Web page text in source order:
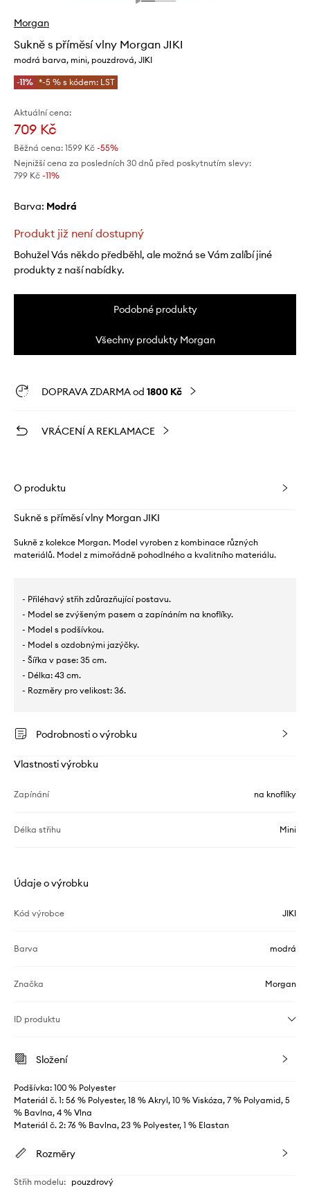
Morgan
Sukně s příměsí vlny Morgan JIKI
modrá barva, mini, pouzdrová, JIKI
-11% *-5 % s kódem: LST
Aktuální cena:
709 Kč
Běžná cena: 1599 Kč -55%
Nejnižší cena za posledních 30 dnů před poskytnutím slevy:
799 Kč -11%
Barva: modrá
Produkt již není dostupný
Bohužel Vás někdo předběhl, ale možná se Vám zalíbí jiné
produkty z naší nabídky.
Podobné produkty
Všechny produkty Morgan
DOPRAVA ZDARMA od 1800 Kč
VRÁCENÍ A REKLAMACE
O produktu
Sukně s příměsí vlny Morgan JIKI
Sukně z kolekce Morgan. Model vyroben z kombinace různých
materiálů. Model z mimořádně pohodlného a kvalitního materiálu.
- Přiléhavý střih zdůrazňující postavu.
- Model se zvýšeným pasem a zapínáním na knoflíky.
- Model s podšívkou.
- Model s ozdobnými jazýčky.
- Šířka v pase: 35 cm.
- Délka: 43 cm.
- Rozměry pro velikost: 36.
Podrobnosti o výrobku
Vlastnosti výrobku
Zapínání na knoflíky
Délka střihu Mini
Údaje o výrobku
Kód výrobce JIKI
Barva modrá
Značka Morgan
ID produktu
Složení
Podšívka: 100 % Polyester
Materiál č. 1: 56 % Polyester, 18 % Akryl, 10 % Viskóza, 7 % Polyamid, 5
% Bavlna, 4 % Vlna
Materiál č. 2: 76 % Bavlna, 23 % Polyester, 1 % Elastan
Rozměry
Střih modelu: pouzdrový